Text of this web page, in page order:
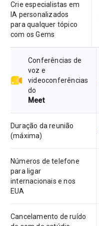
Crie especialistas em
IA personalizados
para qualquer tópico
com os Gems
Conferências de
voz e
videoconferências
do
Meet
Duração da reunião
(máxima)
Números de telefone
para ligar
internacionais e nos
EUA
Cancelamento de ruído